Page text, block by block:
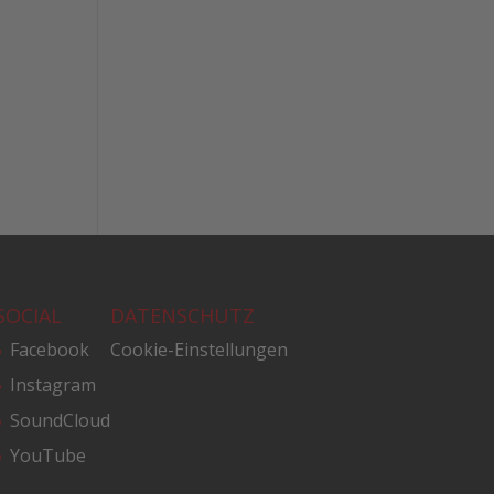
Facebook
Instagram
SoundCloud
YouTube
DATENSCHUTZ
Cookie-Einstellungen